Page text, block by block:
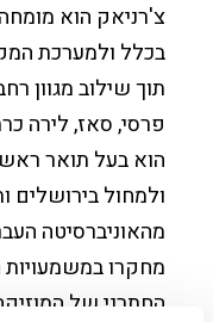
צ'רניאק הוא
בכלל ולמערכת
תוך שילוב מגוון
פרסי, סאז, לירה
הוא בעל תואר
ולמחול בירושלים
מהאוניברסיטה
מחקרו במשמעויות
החתרני של